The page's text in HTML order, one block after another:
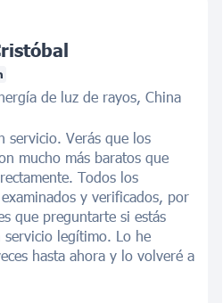
de luz de rayos, China
servicio. Verás que los
mucho más baratos que
Todos los
y verificados, por
que preguntarte si estás
servicio legítimo. Lo he
hasta ahora y lo volveré a